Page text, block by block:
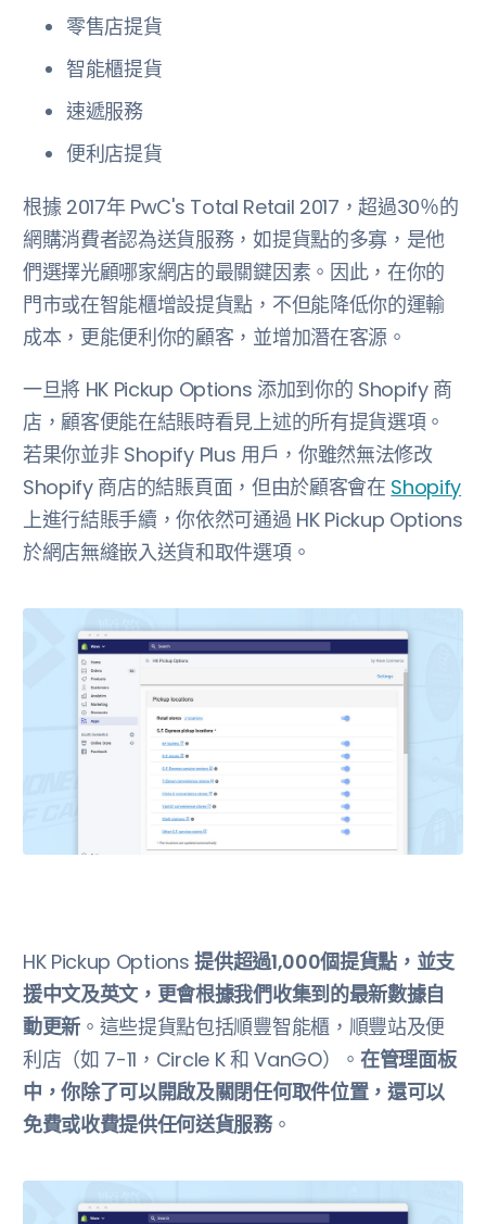
零售店提貨
智能櫃提貨
速遞服務
便利店提貨
根據 2017年 PwC's Total Retail 2017，超過30％的
網購消費者認為送貨服務，如提貨點的多寡，是他
們選擇光顧哪家網店的最關鍵因素。因此，在你的
門市或在智能櫃增設提貨點，不但能降低你的運輸
成本，更能便利你的顧客，並增加潛在客源。
一旦將 HK Pickup Options 添加到你的 Shopify 商
店，顧客便能在結賬時看見上述的所有提貨選項。
若果你並非 Shopify Plus 用戶，你雖然無法修改
Shopify 商店的結賬頁面，但由於顧客會在 Shopify
上進行結賬手續，你依然可通過 HK Pickup Options
於網店無縫嵌入送貨和取件選項。
HK Pickup Options提供超過1,000個提貨點，並支
援中文及英文，更會根據我們收集到的最新數據自
動更新 。這些提貨點包括順豐智能櫃，順豐站及便
利店（如 7-11，Circle K 和 VanGO）。在管理面板
中，你除了可以開啟及關閉任何取件位置，還可以
免費或收費提供任何送貨服務。